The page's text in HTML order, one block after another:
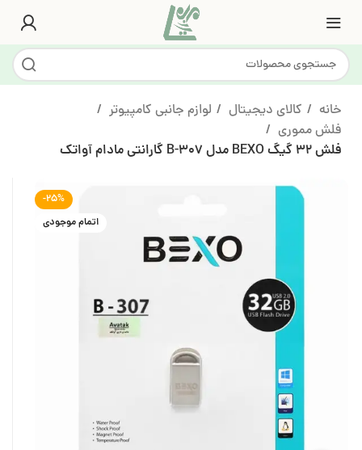
خانه کالای دیجیتال
لوازم جانبی کامپیوتر
فلش مموری
فلش 32 گیگ BEXO مدل B-307 گارانتی مادام آواتک
-25%
اتمام موجودی